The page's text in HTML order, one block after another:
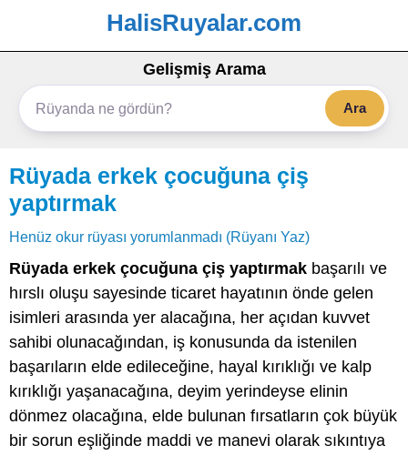
HalisRuyalar.com
Gelişmiş Arama
Ara
Rüyada erkek çocuğuna çiş
yaptırmak
Henüz okur rüyası yorumlanmadı (Rüyanı Yaz)
Rüyada erkek çocuğuna çiş yaptırmak başarılı ve
hırslı oluşu sayesinde ticaret hayatının önde gelen
isimleri arasında yer alacağına, her açıdan kuvvet
sahibi olunacağından, iş konusunda da istenilen
başarıların elde edileceğine, hayal kırıklığı ve kalp
kırıklığı yaşanacağına, deyim yerindeyse elinin
dönmez olacağına, elde bulunan fırsatların çok büyük
bir sorun eşliğinde maddi ve manevi olarak sıkıntıya